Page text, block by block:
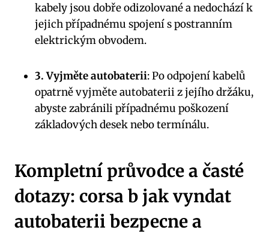
kabely jsou dobře odizolované a nedochází k
jejich případnému spojení s postranním
elektrickým obvodem.
3. Vyjměte autobaterii: Po odpojení kabelů
opatrně vyjměte autobaterii z jejího držáku,
abyste zabránili případnému poškození
základových desek nebo termínálu.
Kompletní průvodce a časté
dotazy: corsa b jak vyndat
autobaterii bezpecne a